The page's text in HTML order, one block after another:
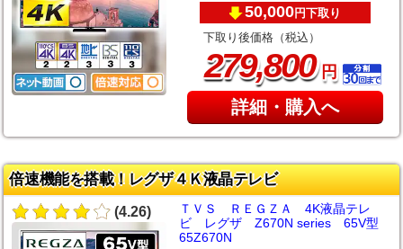
50,000円下取り
下取り後価格（税込）
279,800円
詳細・購入へ
倍速機能を搭載！レグザ４Ｋ液晶テレビ
(4.26)
ＴＶＳ ＲＥＧＺＡ 4K液晶テレ
ビ レグザ Z670N series 65V型
65Z670N